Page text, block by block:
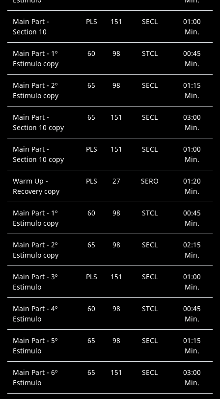
Main Part -
Section 10
PLS 151 SECL
01:00
Min.
Main Part - 1º
Estimulo copy
60 98 STCL
00:45
Min.
Main Part - 2º
Estimulo copy
65 98 SECL
01:15
Min.
Main Part -
Section 10 copy
65 151 SECL
03:00
Min.
Main Part -
Section 10 copy
PLS 151 SECL
01:00
Min.
Warm Up -
Recovery copy
PLS 27 SERO
01:20
Min.
Main Part - 1º
Estimulo copy
60 98 STCL
00:45
Min.
Main Part - 2º
Estimulo copy
65 98 SECL
02:15
Min.
Main Part - 3º
Estimulo
PLS 151 SECL
01:00
Min.
Main Part - 4º
Estimulo
60 98 STCL
00:45
Min.
Main Part - 5º
Estimulo
65 98 SECL
01:15
Min.
Main Part - 6º
Estimulo
65 151 SECL
03:00
Min.